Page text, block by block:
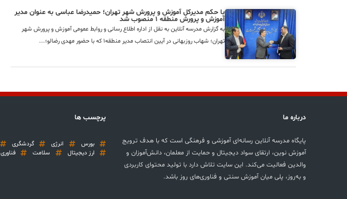
با حکم مدیرکل آموزش و پرورش شهر تهران؛ حمیدرضا عباسی به عنوان مدیر
آموزش و پرورش منطقه ۱ منصوب شد
به گزارش مدرسه آنلاین به نقل از اداره اطلاع رسانی و روابط عمومی آموزش و پرورش شهر
تهران؛ شهاب روزبهانی در آیین انتصاب مدیر منطقه۱ که با حضور مهدی رضالو؛...
درباره ما
پایگاه مدرسه آنلاین رسانه‌ای آموزشی و فرهنگی است که با هدف ترویج
آموزش نوین، ارتقای سواد دیجیتال و حمایت از معلمان، دانش‌آموزان و
والدین فعالیت می‌کند. این سایت تلاش دارد با تولید محتوای کاربردی
و به‌روز، پلی میان آموزش سنتی و فناوری‌های روز باشد.
پرچسب ها
بورس انرژی گردشگری
ارز دیجیتال
سلامت فناوری